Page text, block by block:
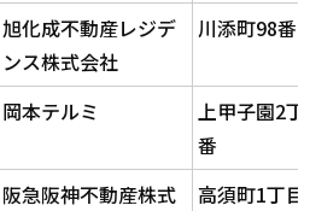
旭化成不動産レジデ
ンス株式会社
川添町98番4
岡本テルミ
上甲子園2
番
阪急阪神不動産株式 高須町1丁